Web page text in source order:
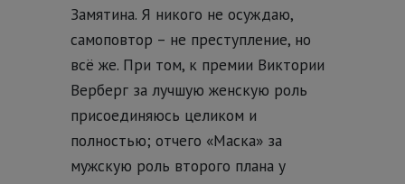
Замятина. Я никого не осуждаю,
самоповтор – не преступление, но
всё же. При том, к премии Виктории
Верберг за лучшую женскую роль
присоединяюсь целиком и
полностью; отчего «Маска» за
мужскую роль второго плана у